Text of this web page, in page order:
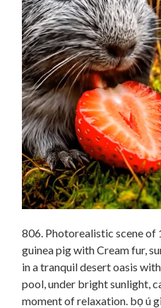
806. Photorealistic scene of
guinea pig with Cream fur,
in a tranquil desert oasis
pool, under bright sunlight,
moment of relaxation. bọ ú